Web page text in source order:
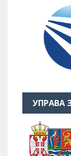
УПРАВА